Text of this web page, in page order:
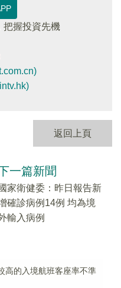
把握投資先機
返回上頁
一篇新聞
家衛健委：昨日報告新
確診病例14例 均為境
輸入病例
高的入境航班客座率不準